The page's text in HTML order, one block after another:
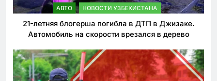
АВТО НОВОСТИ УЗБЕКИСТАНА
21-летняя блогерша погибла в ДТП в Джизаке.
Автомобиль на скорости врезался в дерево